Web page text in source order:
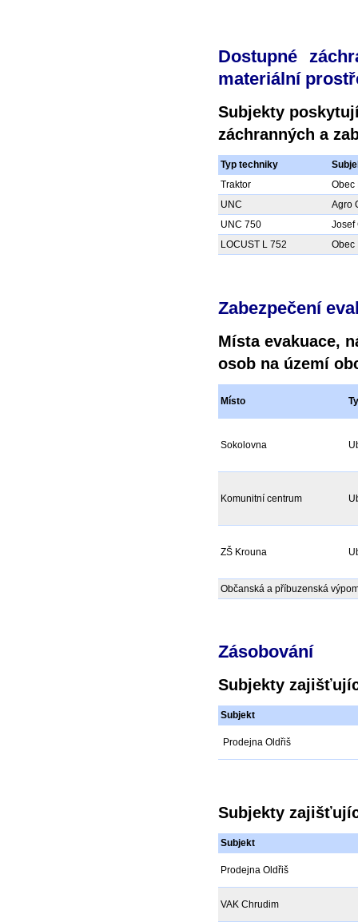
Dostupné
materiální
Subjekty
záchranných a
Typ techniky
Traktor
Obec
UNC
Agro
UNC 750
Josef
LOCUST L 752
Obec
Zabezpečení
Místa evakuace,
osob na území
Místo
Sokolovna
Komunitní centrum
ZŠ Krouna
Občanská a příbuzenská
Zásobování
Subjekty
Subjekt
Prodejna Oldřiš
Subjekty
Subjekt
Prodejna Oldřiš
VAK Chrudim